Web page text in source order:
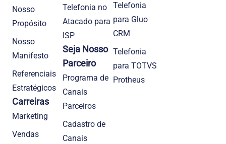
Nosso
Propósito
Nosso
Manifesto
Referenciais
Estratégicos
Carreiras
Marketing
Vendas
Telefonia no
Atacado para
ISP
Seja Nosso
Parceiro
Programa de
Canais
Parceiros
Cadastro de
Canais
Telefonia
para Gluo
CRM
Telefonia
para TOTVS
Protheus